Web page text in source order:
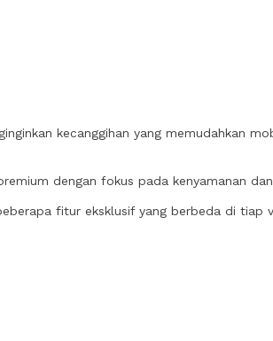
kecanggihan yang memudahkan
dengan fokus pada kenyamanan
fitur eksklusif yang berbeda di tiap